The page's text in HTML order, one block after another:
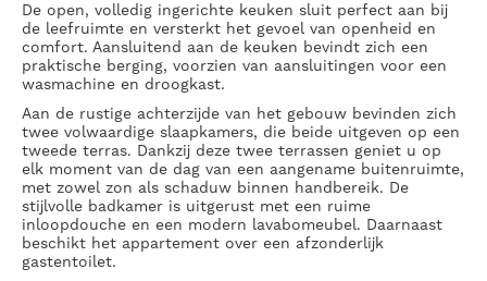
De open, volledig ingerichte keuken sluit perfect aan bij
de leefruimte en versterkt het gevoel van openheid en
comfort. Aansluitend aan de keuken bevindt zich een
praktische berging, voorzien van aansluitingen voor een
wasmachine en droogkast.
Aan de rustige achterzijde van het gebouw bevinden zich
twee volwaardige slaapkamers, die beide uitgeven op een
tweede terras. Dankzij deze twee terrassen geniet u op
elk moment van de dag van een aangename buitenruimte,
met zowel zon als schaduw binnen handbereik. De
stijlvolle badkamer is uitgerust met een ruime
inloopdouche en een modern lavabomeubel. Daarnaast
beschikt het appartement over een afzonderlijk
gastentoilet.